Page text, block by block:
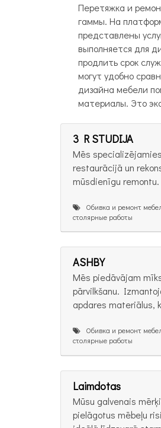
Перетяжка и
гаммы. На
представлены
выполняется для
продлить срок
могут удобно
дизайна мебели
материалы. Это
3 R STUDIJA
Mēs
restaurācijā un
mūsdienīgu
Обивка и ремонт
столярные работы
ASHBY
Mēs piedāvājam
pārvilkšanu.
apdares materiālus,
Обивка и ремонт
столярные работы
Laimdotas
Mūsu galvenais
pielāgotus mēbeļu